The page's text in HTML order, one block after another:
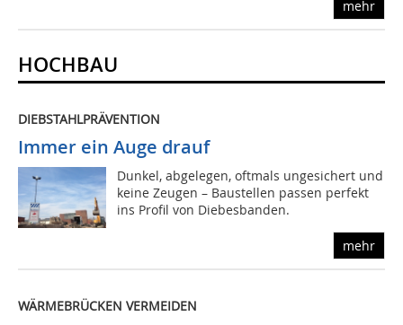
mehr
HOCHBAU
DIEBSTAHLPRÄVENTION
Immer ein Auge drauf
Dunkel, abgelegen, oftmals ungesichert und
keine Zeugen – Baustellen passen perfekt
ins Profil von Diebesbanden.
mehr
WÄRMEBRÜCKEN VERMEIDEN